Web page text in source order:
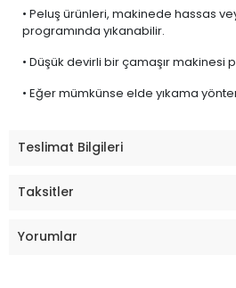
• Peluş ürünleri, makinede hassas
programında yıkanabilir.
• Düşük devirli bir çamaşır makinesi
• Eğer mümkünse elde yıkama
Teslimat Bilgileri
Taksitler
Yorumlar